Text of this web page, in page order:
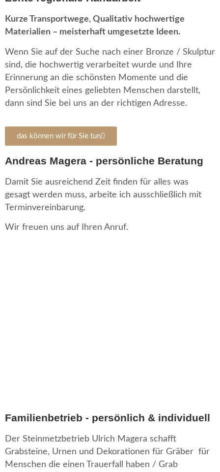
Kurze Transportwege, Qualitativ hochwertige
Materialien – meisterhaft umgesetzte Ideen.
Wenn Sie auf der Suche nach einer Bronze / Skulptur
sind, die hochwertig verarbeitet wurde und Ihre
Erinnerung an die schönsten Momente und die
Persönlichkeit eines geliebten Menschen darstellt,
dann sind Sie bei uns an der richtigen Adresse.
das können wir für Sie tun
Andreas Magera - persönliche Beratung
Damit Sie ausreichend Zeit finden für alles was
gesagt werden muss, arbeite ich ausschließlich mit
Terminvereinbarung.
Wir freuen uns auf Ihren Anruf.
Familienbetrieb - persönlich & individuell
Der Steinmetzbetrieb Ulrich Magera schafft
Grabsteine, Urnen und Dekorationen für Gräber für
Menschen die einen Trauerfall haben / Grab